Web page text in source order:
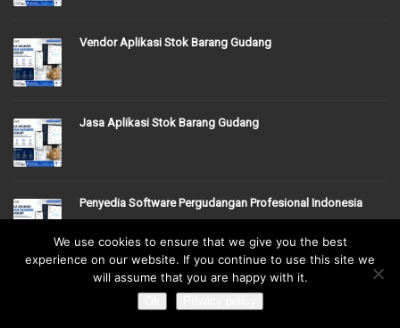
Vendor Aplikasi Stok Barang Gudang
Jasa Aplikasi Stok Barang Gudang
Penyedia Software Pergudangan Profesional Indonesia
Vendor Software Gudang
We use cookies to ensure that we give you the best
experience on our website. If you continue to use this site we
will assume that you are happy with it.